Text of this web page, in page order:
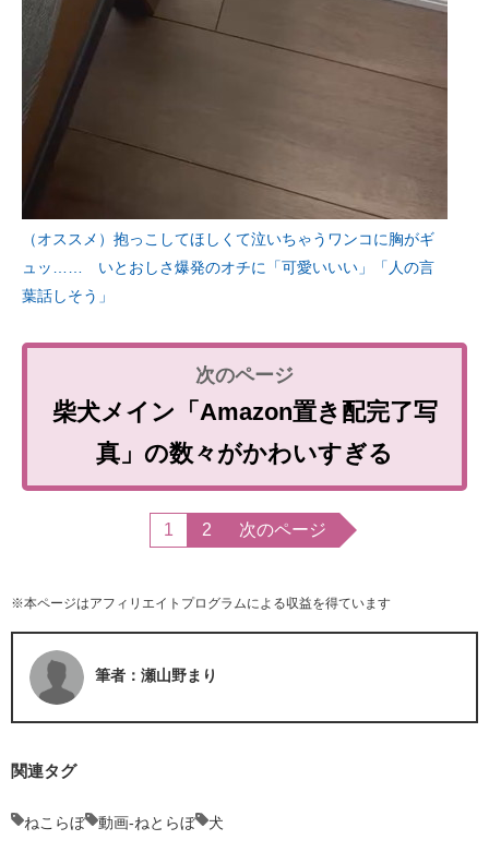
（オススメ）抱っこしてほしくて泣いちゃうワンコに胸がギ
ュッ…… いとおしさ爆発のオチに「可愛いいい」「人の言
葉話しそう」
柴犬メイン「Amazon置き配完了写
真」の数々がかわいすぎる
1 2 次のページ
※本ページはアフィリエイトプログラムによる収益を得ています
筆者：瀬山野まり
関連タグ
ねこらぼ 動画-ねとらぼ 犬